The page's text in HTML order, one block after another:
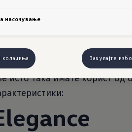
импресионира со
опрема. Во линиите
исто така имате корист од
насочување
колачиња Зачувајте